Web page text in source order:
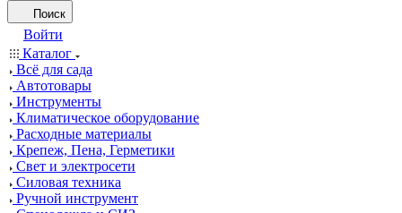
Поиск
Войти
Каталог
Всё для сада
Автотовары
Инструменты
Климатическое оборудование
Расходные материалы
Крепеж, Пена, Герметики
Свет и электросети
Силовая техника
Ручной инструмент